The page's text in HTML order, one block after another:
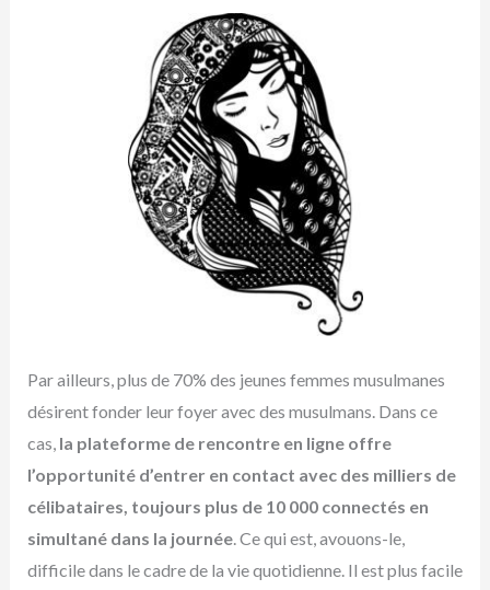
Par ailleurs, plus de 70% des jeunes femmes musulmanes
désirent fonder leur foyer avec des musulmans. Dans ce
cas, la plateforme de rencontre en ligne offre
l’opportunité d’entrer en contact avec des milliers de
célibataires, toujours plus de 10 000 connectés en
simultané dans la journée. Ce qui est, avouons-le,
difficile dans le cadre de la vie quotidienne. Il est plus facile